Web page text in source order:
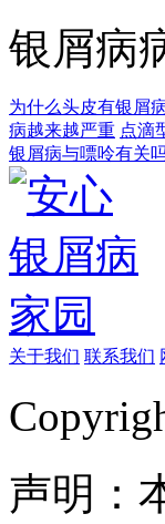
银屑病
为什么头皮有银屑
病越来越严重 点滴
银屑病与嘌呤有关
关于我们 联系我们
声明：